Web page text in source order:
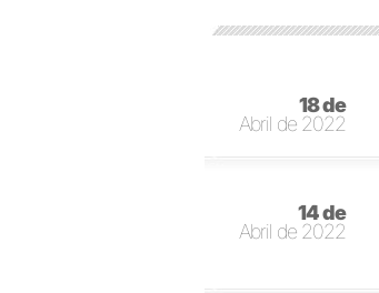
18 de
Abril de 2022
14 de
Abril de 2022